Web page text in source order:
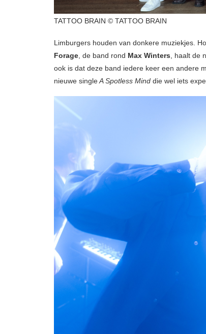
TATTOO BRAIN © TATTOO BRAIN
Limburgers houden van donkere muziekjes.
Forage, de band rond Max Winters, haalt de
ook is dat deze band iedere keer een andere
nieuwe singleA Spotless Mind die wel iets